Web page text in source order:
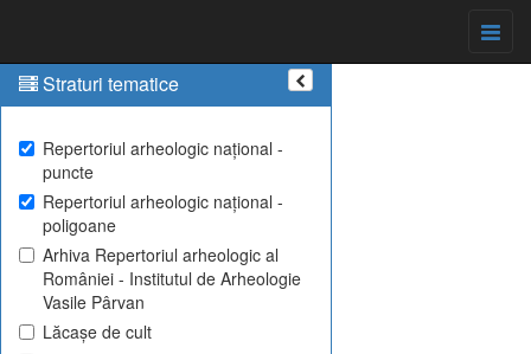
Straturi tematice
Repertoriul arheologic național -
puncte
Repertoriul arheologic național -
poligoane
Arhiva Repertoriul arheologic al
României - Institutul de Arheologie
Vasile Pârvan
Lăcașe de cult